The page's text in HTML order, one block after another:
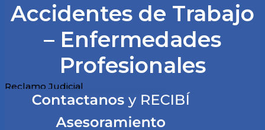
Accidentes de Trabajo
– Enfermedades
Profesionales
Denuncia ante ART
Reclamos Comisiones Medicas
Reclamo Judicial